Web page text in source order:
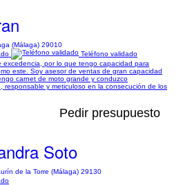
(Málaga) 29010
Teléfono validado
excedencia, por lo que tengo capacidad para
este. Soy asesor de ventas de gran capacidad
carnet de moto grande y conduzco
responsable y meticuloso en la consecución de los
Pedir presupuesto
Soto
de la Torre (Málaga) 29130